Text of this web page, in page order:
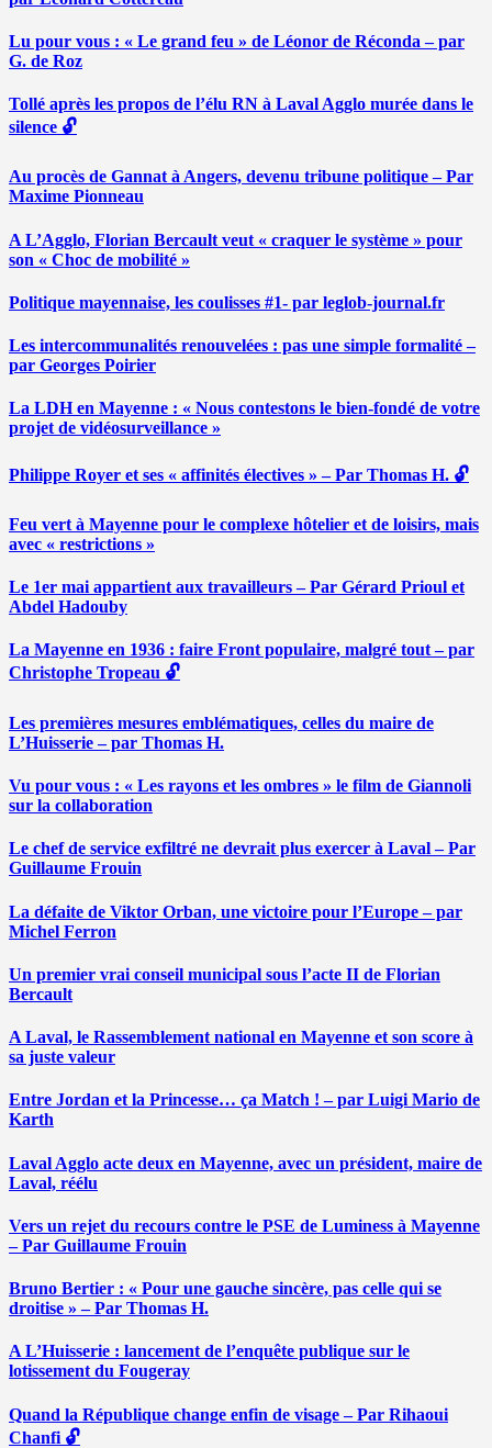
Lu pour vous : « Le grand feu » de Léonor de Réconda – par
G. de Roz
Tollé après les propos de l’élu RN à Laval Agglo murée dans le
silence 🔓
Au procès de Gannat à Angers, devenu tribune politique – Par
Maxime Pionneau
A L’Agglo, Florian Bercault veut « craquer le système » pour
son « Choc de mobilité »
Politique mayennaise, les coulisses #1- par leglob-journal.fr
Les intercommunalités renouvelées : pas une simple formalité –
par Georges Poirier
La LDH en Mayenne : « Nous contestons le bien-fondé de votre
projet de vidéosurveillance »
Philippe Royer et ses « affinités électives » – Par Thomas H. 🔓
Feu vert à Mayenne pour le complexe hôtelier et de loisirs, mais
avec « restrictions »
Le 1er mai appartient aux travailleurs – Par Gérard Prioul et
Abdel Hadouby
La Mayenne en 1936 : faire Front populaire, malgré tout – par
Christophe Tropeau 🔓
Les premières mesures emblématiques, celles du maire de
L’Huisserie – par Thomas H.
Vu pour vous : « Les rayons et les ombres » le film de Giannoli
sur la collaboration
Le chef de service exfiltré ne devrait plus exercer à Laval – Par
Guillaume Frouin
La défaite de Viktor Orban, une victoire pour l’Europe – par
Michel Ferron
Un premier vrai conseil municipal sous l’acte II de Florian
Bercault
A Laval, le Rassemblement national en Mayenne et son score à
sa juste valeur
Entre Jordan et la Princesse… ça Match ! – par Luigi Mario de
Karth
Laval Agglo acte deux en Mayenne, avec un président, maire de
Laval, réélu
Vers un rejet du recours contre le PSE de Luminess à Mayenne
– Par Guillaume Frouin
Bruno Bertier : « Pour une gauche sincère, pas celle qui se
droitise » – Par Thomas H.
A L’Huisserie : lancement de l’enquête publique sur le
lotissement du Fougeray
Quand la République change enfin de visage – Par Rihaoui
Chanfi 🔓